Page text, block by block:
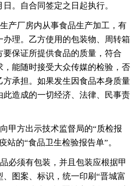
。自合同签定之日起执行。
产厂房内从事食品生产加工，有
办理。乙方使用的包装物、周转箱
要保证所提供食品的质量，符合
，能随时接受大众传媒的检验，否
方承担。如果发生因食品本身质量
此造成的一切经济、法律、民事责
甲方出示技术监督局的“质检报
站的“食品卫生检验报告单”。
必须有包装，并且包装应根据甲
图案、标识，统一印刷“晋城富